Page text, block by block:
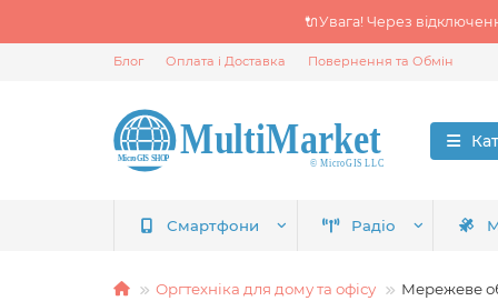
🔌Увага! Через
Блог Оплата і Доставка Повернення та Обмін
Смартфони Радіо
Оргтехніка для дому та офісу Мережеве